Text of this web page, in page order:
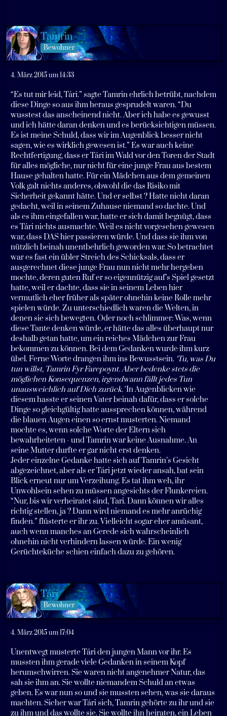
Tamrin
Bewohner
4. März 2015 um 14:33
“Es tut mir leid, Tári.” sagte Tamrin ehrlich betrübt, nachdem
diese Dinge so aus ihm heraus gesprudelt waren. “Du
wusstest das anscheinend nicht. Aber ich habe es gewusst
und ich hätte daran denken und es berücksichtigen müssen.
Es ist meine Schuld, dass wir im Augenblick besser nicht
sagen, wie es wirklich gewesen ist.” Es war auch keine
Rechtfertigung, dass er Tári im Wald vor den Toren der Stadt
für alles mögliche, nur nicht für eine junge Frau aus bestem
Hause gehalten hatte. Für ein Mädchen aus dem gemeinen
Volk galt nichts anderes, obwohl die das Risiko mit
Sicherheit gekannt hätte. Und er selbst ? Hatte nicht daran
gedacht, weil in seinem Zuhause niemand so dachte. Und
als es ihm eingefallen war, hatte er sich damit begnügt, dass
es Tári nichts ausmachte. Weil es nicht vorgesehen gewesen
war, dass DAS hier passieren würde. Und dass sie ihm von
nützlich beinah unentbehrlich geworden war. So betrachtet
war es fast ein übler Streich des Schicksals, dass er
ausgerechnet diese junge Frau nun nicht mehr hergeben
mochte, deren guten Ruf er so eigennützig auf’s Spiel gesetzt
hatte, weil er dachte, dass sie in seinem Leben hier
vermutlich eher früher als später ohnehin keine Rolle mehr
spielen würde. Zu unterschiedlich waren die Welten, in
denen sie sich bewegten. Oder noch schlimmer: Was, wenn
diese Tante denken würde, er hätte das alles überhaupt nur
deshalb getan hatte, um ein reiches Mädchen zur Frau
bekommen zu können. Bei dem Gedanken wurde ihm kurz
übel. Ferne Worte drangen ihm ins Bewusstsein. ‘Tu, was Du
tun willst, Tamrin Fyr Farepoynt. Aber bedenke stets die
möglichen Konsequenzen, irgendwann fällt jedes Tun
unausweichlich auf Dich zurück.’In Augenblicken wie
diesem hasste er seinen Vater beinah dafür, dass er solche
Dinge so gleichgültig hatte aussprechen können, während
die blauen Augen einen so ernst musterten. Niemand
mochte es, wenn solche Worte der Eltern sich
bewahrheiteten - und Tamrin war keine Ausnahme. An
seine Mutter durfte er gar nicht erst denken.
Jeder einzelne Gedanke hatte sich auf Tamrin’s Gesicht
abgezeichnet, aber als er Tári jetzt wieder ansah, bat sein
Blick erneut nur um Verzeihung. Es tat ihm weh, ihr
Unwohlsein sehen zu müssen angesichts der Flunkereien.
“Nur, bis wir verheiratet sind, Tari. Dann können wir alles
richtig stellen, ja ? Dann wird niemand es mehr anrüchig
finden.” flüsterte er ihr zu. Vielleicht sogar eher amüsant,
auch wenn manches an Gerede sich wahrscheinlich
ohnehin nicht verhindern lassen würde. Ein wenig
Gerüchteküche schien einfach dazu zu gehören.
Tári
Bewohner
4. März 2015 um 17:04
Unentwegt musterte Tári den jungen Mann vor ihr. Es
mussten ihm gerade viele Gedanken in seinem Kopf
herumschwirren. Sie waren nicht angenehmer Natur, das
sah sie ihm an. Sie wollte niemandem Schuld an etwas
geben. Es war nun so und sie mussten sehen, was sie daraus
machten. Sicher war Tári sich, Tamrin gehörte zu ihr und sie
zu ihm und das wollte sie. Sie wollte ihn heiraten, ein Leben